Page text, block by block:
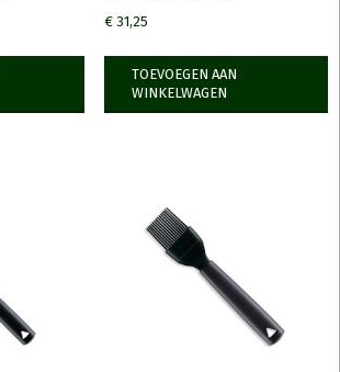
€31,25
TOEVOEGEN AAN
WINKELWAGEN